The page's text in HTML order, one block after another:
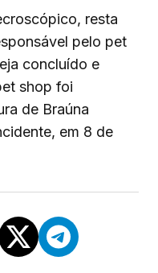
resta
pelo pet
concluído e
shop foi
de Braúna
em 8 de